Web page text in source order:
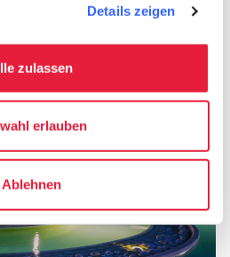
Details zeigen
zulassen
erlauben
Ablehnen
finden Sie auf der
.